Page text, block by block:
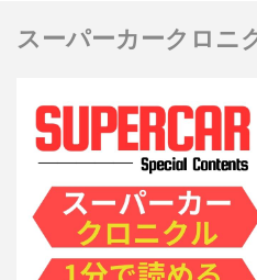
スーパーカークロニ